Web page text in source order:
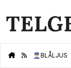
👮🏻‍♂️BLÅLJUS